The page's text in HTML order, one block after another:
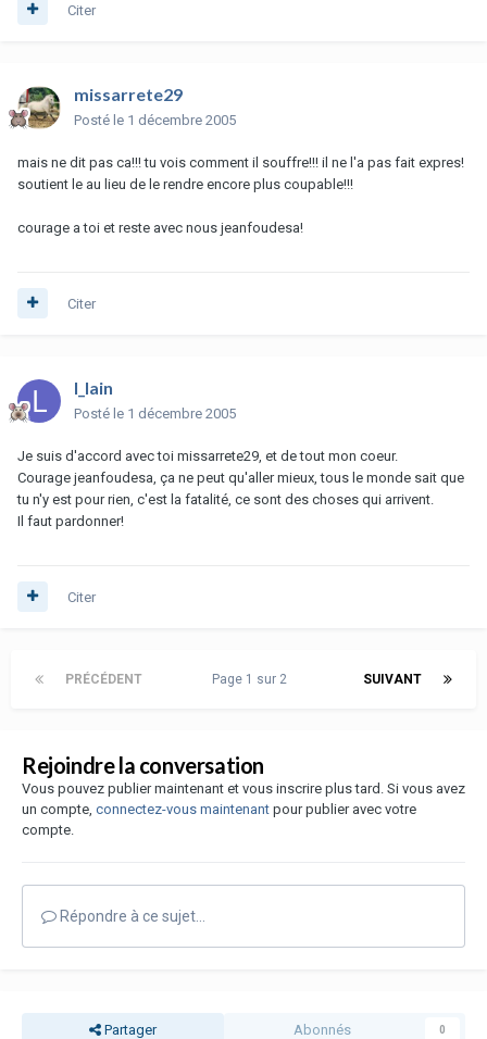
Citer
missarrete29
Posté le 1 décembre 2005
mais ne dit pas ca!!! tu vois comment il souffre!!! il ne l'a pas fait expres!
soutient le au lieu de le rendre encore plus coupable!!!
courage a toi et reste avec nous jeanfoudesa!
Citer
l_lain
Posté le 1 décembre 2005
Je suis d'accord avec toi missarrete29, et de tout mon coeur.
Courage jeanfoudesa, ça ne peut qu'aller mieux, tous le monde sait que
tu n'y est pour rien, c'est la fatalité, ce sont des choses qui arrivent.
Il faut pardonner!
Citer
PRÉCÉDENT SUIVANT
Page 1 sur 2
Rejoindre la conversation
Vous pouvez publier maintenant et vous inscrire plus tard. Si vous avez
un compte, connectez-vous maintenant pour publier avec votre
compte.
Répondre à ce sujet…
Partager Abonnés 0